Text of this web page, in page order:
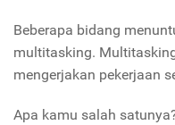
Beberapa bidang
multitasking.
mengerjakan pekerjaan
Apa kamu salah